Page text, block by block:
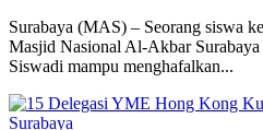
Surabaya (MAS) – Seorang siswa
Masjid Nasional Al-Akbar
Siswadi mampu menghafalkan...